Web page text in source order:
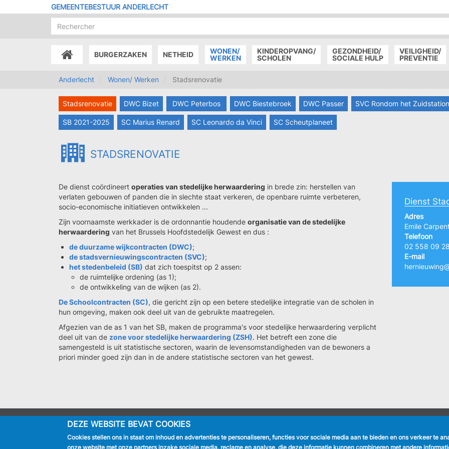
en
GEMEENTEBESTUUR ANDERLECHT
ACCUEILBURGERZAKEN NETHEID
WONEN/
WERKEN
KINDEROPVANG/
SCHOLEN
GEZONDHEID/
SOCIALE HULP
VEILIGHEID/
PREVENTIE
Anderlecht Wonen/ Werken Stadsrenovatie
Stadsrenovatie DWC Bizet DWC Peterbos DWC Biestebroek DWC Passer SVC Rondom het Zuidstation
SB 2021-2025 SC Marius Renard SC Leonardo da Vinci SC Scheutplaneet
STADSRENOVATIE
Dienst
Adres
Emile
Telefoon
02 558 09 28
E-mail
De dienst coördineert operaties van stedelijke herwaardering in brede zin: herstellen van
verlaten gebouwen of panden die in slechte staat verkeren, de openbare ruimte verbeteren,
socio-economische initiatieven ontwikkelen ...
Zijn voornaamste werkkader is de ordonnantie houdende organisatie van de stedelijke
herwaardering van het Brussels Hoofdstedelijk Gewest en dus :
de duurzame wijkcontracten (DWC);
de stadsvernieuwingscontracten (SVC);
het stedenbeleid (SB) dat zich toespitst op 2 assen:
de ruimtelijke ordening (as 1);
de ontwikkeling van de wijken (as 2).
De Schoolcontracten (SC), die gericht zijn op een betere stedelijke integratie van de scholen in
hun omgeving, maken ook deel uit van de gebruikte maatregelen.
Afgezien van de as 1 van het SB, maken de programma's voor stedelijke herwaardering verplicht
deel uit van de zone voor stedelijke herwaardering (ZSH). Het betreft een zone die
samengesteld is uit statistische sectoren, waarin de levensomstandigheden van de bewoners a
priori minder goed zijn dan in de andere statistische sectoren van het gewest.
IK BEN
Inwoner
Formulieren
Facebook
DEZE WEBSITE BEVAT COOKIES
Cookies stellen ons in staat om inhoud en advertenties te personaliseren, functies voor sociale media aan te bieden en ons verkeer te
onze website met onze partners inzake sociale media, reclame en analyse, die deze informatie kunnen combineren met andere